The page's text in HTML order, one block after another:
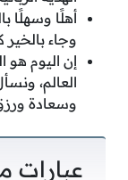
أهلًا وسهلًا
وجاء
إن اليوم هو
العالم،
وسعادة
عبارات